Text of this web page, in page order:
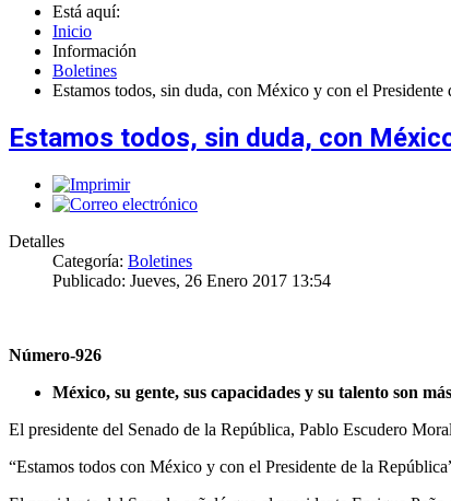
Está aquí:
Inicio
Información
Boletines
Estamos todos, sin duda, con México y con el
Estamos todos, sin duda, con
Detalles
Categoría: Boletines
Publicado: Jueves, 26 Enero 2017 13:54
Número-926
México, su gente, sus capacidades y su talento son
El presidente del Senado de la República, Pablo Escudero
“Estamos todos con México y con el Presidente de la